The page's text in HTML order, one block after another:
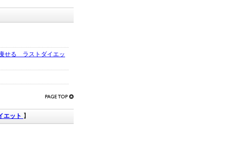
せる ラストダイエッ
エット 】